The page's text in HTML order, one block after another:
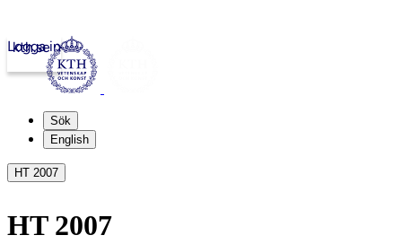
kth.se
Logga in
Sök
English
HT 2007
HT 2007